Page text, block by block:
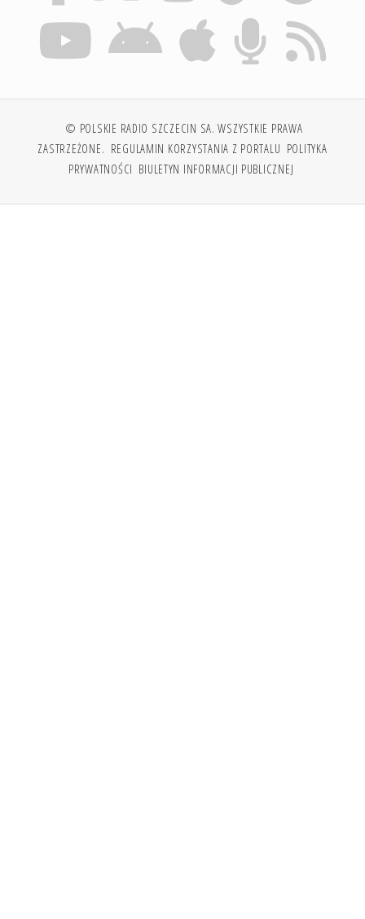
© POLSKIE RADIO SZCZECIN SA. WSZYSTKIE PRAWA
ZASTRZEŻONE. REGULAMIN KORZYSTANIA Z PORTALU POLITYKA
PRYWATNOŚCI BIULETYN INFORMACJI PUBLICZNEJ